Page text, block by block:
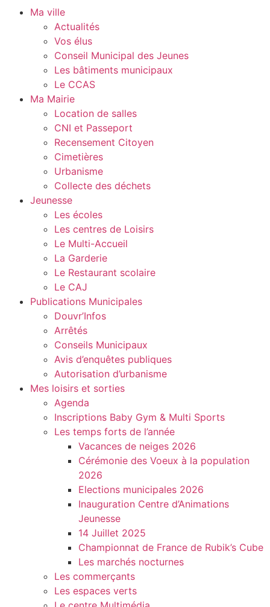
Ma ville
Actualités
Vos élus
Conseil Municipal des Jeunes
Les bâtiments municipaux
Le CCAS
Ma Mairie
Location de salles
CNI et Passeport
Recensement Citoyen
Cimetières
Urbanisme
Collecte des déchets
Jeunesse
Les écoles
Les centres de Loisirs
Le Multi-Accueil
La Garderie
Le Restaurant scolaire
Le CAJ
Publications Municipales
Douvr’Infos
Arrêtés
Conseils Municipaux
Avis d’enquêtes publiques
Autorisation d’urbanisme
Mes loisirs et sorties
Agenda
Inscriptions Baby Gym & Multi Sports
Les temps forts de l’année
Vacances de neiges 2026
Cérémonie des Voeux à la population
2026
Elections municipales 2026
Inauguration Centre d’Animations
Jeunesse
14 Juillet 2025
Championnat de France de Rubik’s Cube
Les marchés nocturnes
Les commerçants
Les espaces verts